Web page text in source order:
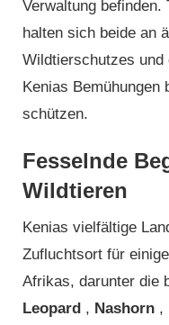
Verwaltung
halten sich beide an
Wildtierschutzes und
Kenias Bemühungen
schützen.
Fesselnde
Wildtieren
Kenias vielfältige
Zufluchtsort für
Afrikas, darunter die
Leopard , Nashorn ,